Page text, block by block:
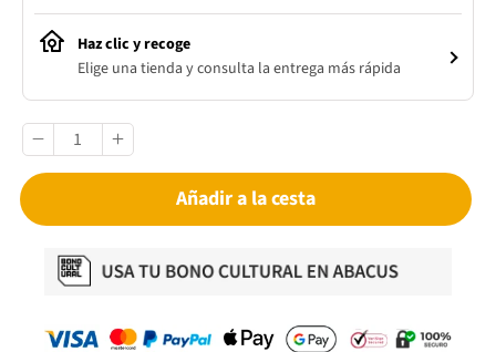
Haz clic y recoge
Elige una tienda y consulta la entrega más rápida
Añadir a la cesta